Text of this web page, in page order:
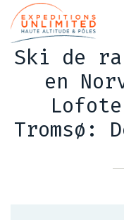
Aller
au
contenu
principal
Ski de
en
Tromsø: